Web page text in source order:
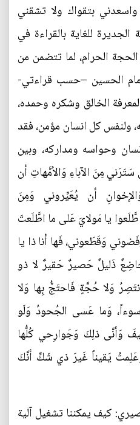
بتقواك ولا تشقني
للغاية بالقراءة في
الحرام، لما تتضمن من
الحسين –حسب قراءتي-
الخالق وشكره وحمده،
ولنفس كل انسان مؤمن، فقد
وحواسه ومداركه، وبين
سَتَرَني مِنَ الآباءِ وَالاُمَّهاتِ أن
أن يُعَيِّروني وَمِنَ
يا مَولايَ عَلى ما اطَّلَعتَ
وَقَطَعوني، فَها أنا ذا يا
ذَليلٌ حَصيرٌ حَقيرٌ لا ذو
وَلا حُجَّةٍ فَاحتَجُّ بِها وَلا
وَما عَسى الجُحودُ وَلَو
وَأنَّى ذلِكَ وَجَوارِحي كُلُّها
يَقيناً غَيرَ ذي شَكٍّ أنَّكَ
كيف يمكننا تشغيل آلية